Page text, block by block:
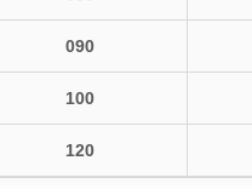
090
100
120